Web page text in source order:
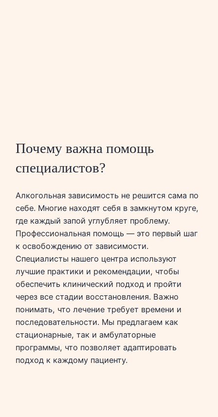
Почему важна помощь
специалистов?
Алкогольная зависимость не решится сама по
себе. Многие находят себя в замкнутом круге,
где каждый запой углубляет проблему.
Профессиональная помощь — это первый шаг
к освобождению от зависимости.
Специалисты нашего центра используют
лучшие практики и рекомендации, чтобы
обеспечить клинический подход и пройти
через все стадии восстановления. Важно
понимать, что лечение требует времени и
последовательности. Мы предлагаем как
стационарные, так и амбулаторные
программы, что позволяет адаптировать
подход к каждому пациенту.